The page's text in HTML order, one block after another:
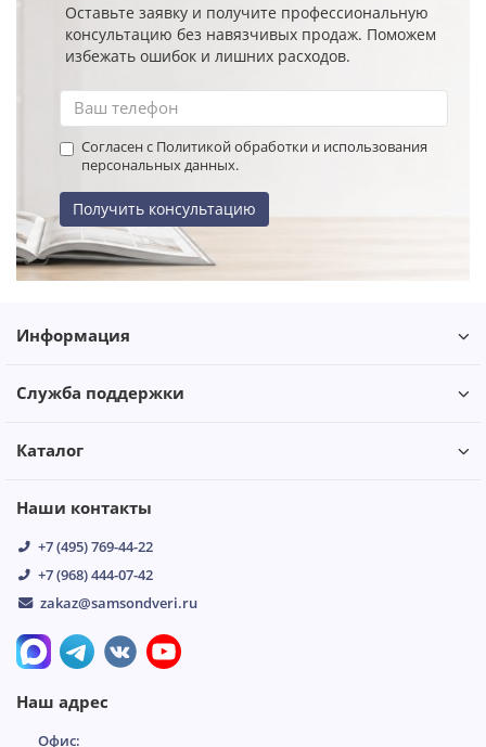
Оставьте заявку и получите профессиональную
консультацию без навязчивых продаж. Поможем
избежать ошибок и лишних расходов.
Согласен с Политикой обработки и использования
персональных данных.
Получить консультацию
Информация
Служба поддержки
Каталог
Наши контакты
+7 (495) 769-44-22
+7 (968) 444-07-42
zakaz@samsondveri.ru
Наш адрес
Офис: